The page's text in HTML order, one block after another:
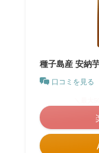
種子島産 安納
口コミを見る